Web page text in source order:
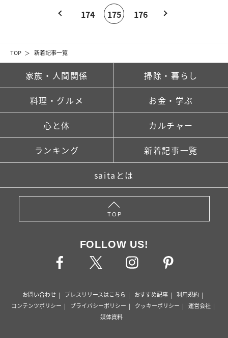
TOP 新着記事一覧
174 175 176
家族・人間関係 掃除・暮らし
料理・グルメ お金・学ぶ
心と体 カルチャー
ランキング 新着記事一覧
saitaとは
TOP
FOLLOW US!
お問い合わせ プレスリリースはこちら おすすめ記事
利用規約
コンテンツポリシー
プライバシーポリシー クッキーポリシー
運営会社
媒体資料